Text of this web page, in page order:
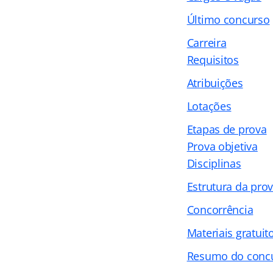
Último concurso
Carreira
Requisitos
Atribuições
Lotações
Etapas de prova
Prova objetiva
Disciplinas
Estrutura da
Concorrência
Materiais
Resumo do